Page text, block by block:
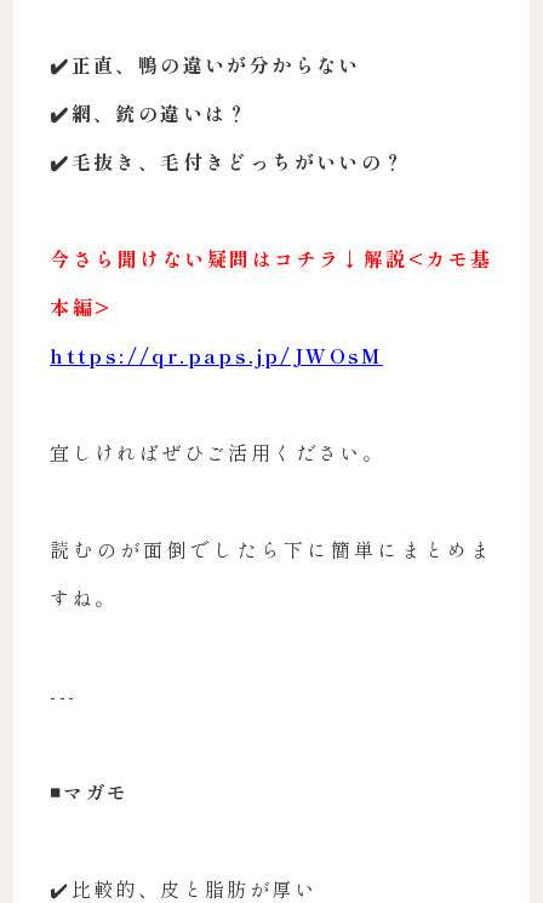
✔️正直、鴨の違いが分からない
✔️網、銃の違いは？
✔️毛抜き、毛付きどっちがいいの？
今さら聞けない疑問はコチラ↓解説<カモ基
本編>
https://qr.paps.jp/JWOsM
宜しければぜひご活用ください。
読むのが面倒でしたら下に簡単にまとめま
すね。
---
◾️マガモ
✔️比較的、皮と脂肪が厚い